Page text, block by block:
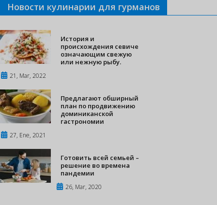
Новости кулинарии для гурманов
История и
происхождения севиче
означающим свежую
или нежную рыбу.
21, Mar, 2022
Предлагают обширный
план по продвижению
доминиканской
гастрономии
27, Ene, 2021
Готовить всей семьей –
решение во времена
пандемии
26, Mar, 2020